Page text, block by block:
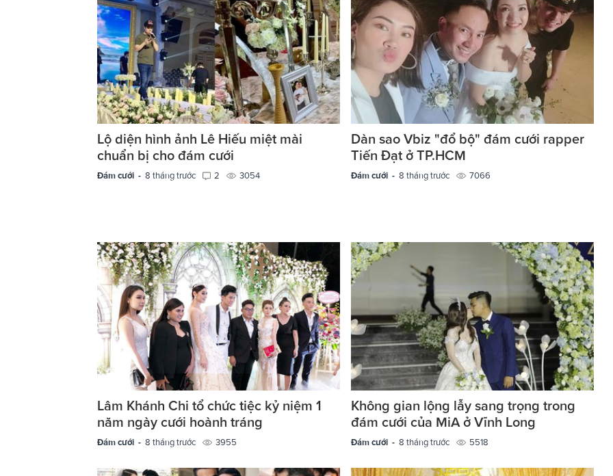
Lộ diện hình ảnh Lê Hiếu miệt mài
chuẩn bị cho đám cưới
Đám cưới - 8 tháng trước 2 3054
Dàn sao Vbiz "đổ bộ" đám cưới rapper
Tiến Đạt ở TP.HCM
Đám cưới - 8 tháng trước 7066
Lâm Khánh Chi tổ chức tiệc kỷ niệm 1
năm ngày cưới hoành tráng
Đám cưới - 8 tháng trước 3955
Không gian lộng lẫy sang trọng trong
đám cưới của MiA ở Vĩnh Long
Đám cưới - 8 tháng trước 5518